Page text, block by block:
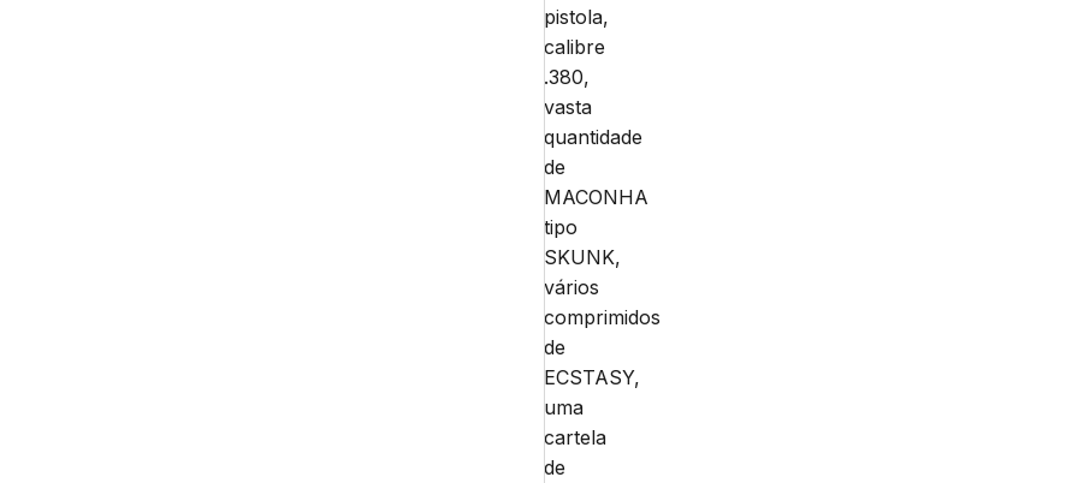
pistola,
calibre
.380,
vasta
quantidade
de
MACONHA
tipo
SKUNK,
vários
comprimidos
de
ECSTASY,
uma
cartela
de